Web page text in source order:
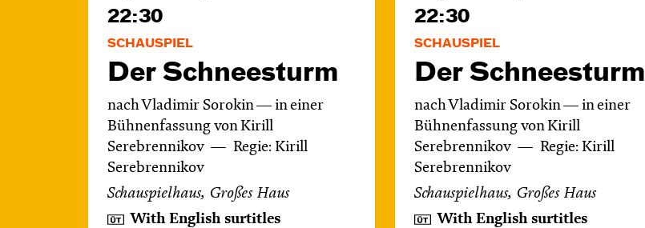
22:30
SCHAUSPIEL
Der Schnee­sturm
nach Vladimir Sorokin — in einer
Bühnenfassung von Kirill
Serebrennikov
Regie: Kirill
Serebrennikov
Schauspielhaus, Großes Haus
With English surtitles
22:30
SCHAUSPIEL
Der Schnee­sturm
nach Vladimir Sorokin — in einer
Bühnenfassung von Kirill
Serebrennikov
Regie: Kirill
Serebrennikov
Schauspielhaus, Großes Haus
With English surtitles